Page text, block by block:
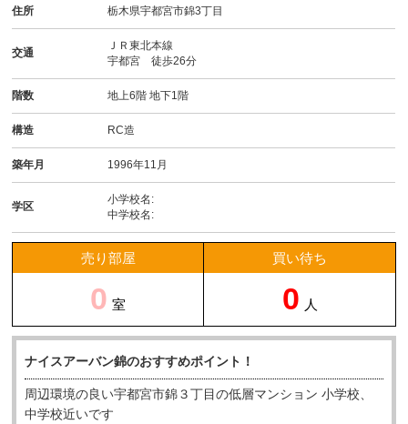
住所 栃木県宇都宮市錦3丁目
交通
ＪＲ東北本線
宇都宮 徒歩26分
階数 地上6階 地下1階
構造 RC造
築年月 1996年11月
学区
小学校名:
中学校名:
売り部屋
0 室
買い待ち
0 人
ナイスアーバン錦のおすすめポイント！
周辺環境の良い宇都宮市錦３丁目の低層マンション 小学校、
中学校近いです